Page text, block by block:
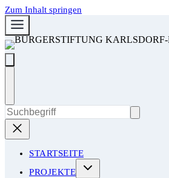
Zum Inhalt springen
STARTSEITE
PROJEKTE